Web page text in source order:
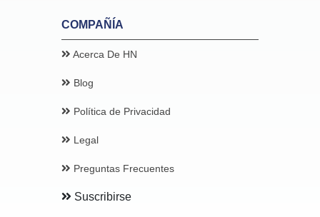
COMPAÑÍA
Acerca De HN
Blog
Política de Privacidad
Legal
Preguntas Frecuentes
Suscribirse